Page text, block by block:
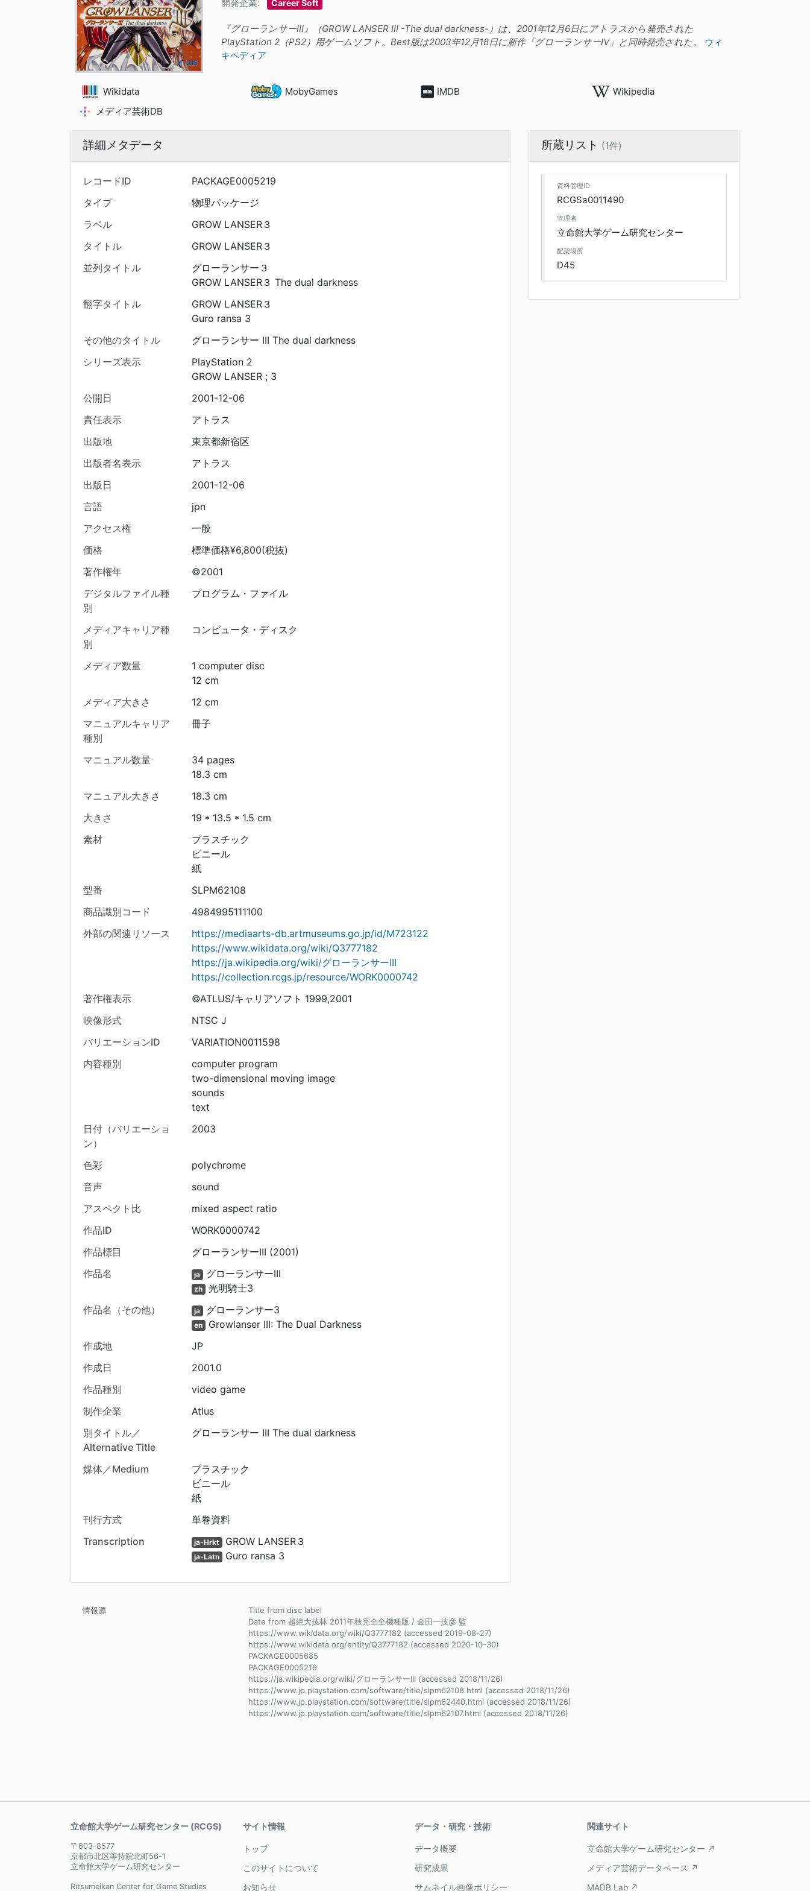
開発企業: Career Soft
『グローランサーIII』（GROW LANSER III -The dual darkness-）は、2001年12月6日にアトラスから発売された
PlayStation 2（PS2）用ゲームソフト。Best版は2003年12月18日に新作『グローランサーIV』と同時発売された。
ウィ
キペディア
Wikidata MobyGames IMDB
Wikipedia
メディア芸術DB
詳細メタデータ
レコードID
PACKAGE0005219
タイプ
物理パッケージ
ラベル
GROW LANSER３
タイトル
GROW LANSER３
並列タイトル
グローランサー３
GROW LANSER３ The dual darkness
翻字タイトル
GROW LANSER３
Guro ransa 3
その他のタイトル
グローランサー III The dual darkness
シリーズ表示
PlayStation 2
GROW LANSER ; 3
公開日
2001-12-06
責任表示
アトラス
出版地
東京都新宿区
出版者名表示
アトラス
出版日
2001-12-06
言語
jpn
アクセス権
一般
価格
標準価格¥6,800(税抜)
著作権年
©2001
デジタルファイル種
別
プログラム・ファイル
メディアキャリア種
別
コンピュータ・ディスク
メディア数量
1 computer disc
12 cm
メディア大きさ
12 cm
マニュアルキャリア
種別
冊子
マニュアル数量
34 pages
18.3 cm
マニュアル大きさ
18.3 cm
大きさ
19 * 13.5 * 1.5 cm
素材
プラスチック
ビニール
紙
型番
SLPM62108
商品識別コード
4984995111100
外部の関連リソース
https://mediaarts-db.artmuseums.go.jp/id/M723122
https://www.wikidata.org/wiki/Q3777182
https://ja.wikipedia.org/wiki/グローランサーIII
https://collection.rcgs.jp/resource/WORK0000742
著作権表示
©ATLUS/キャリアソフト 1999,2001
映像形式
NTSC J
バリエーションID
VARIATION0011598
内容種別
computer program
two-dimensional moving image
sounds
text
日付（バリエーショ
ン）
2003
色彩
polychrome
音声
sound
アスペクト比
mixed aspect ratio
作品ID
WORK0000742
作品標目
グローランサーIII (2001)
作品名
ja グローランサーIII
zh
光明騎士3
作品名（その他）
ja グローランサー3
en
Growlanser III: The Dual Darkness
作成地
JP
作成日
2001.0
作品種別
video game
制作企業
Atlus
別タイトル／
Alternative Title
グローランサー III The dual darkness
媒体／Medium
プラスチック
ビニール
紙
刊行方式
単巻資料
Transcription
ja-Hrkt GROW LANSER３
ja-Latn Guro ransa 3
所蔵リスト (1件)
資料管理ID
RCGSa0011490
管理者
立命館大学ゲーム研究センター
配架場所
D45
情報源
Title from disc label
Date from 超絶大技林 2011年秋完全全機種版 / 金田一技彦 監
https://www.wikidata.org/wiki/Q3777182 (accessed 2019-08-27)
https://www.wikidata.org/entity/Q3777182 (accessed 2020-10-30)
PACKAGE0005685
PACKAGE0005219
https://ja.wikipedia.org/wiki/グローランサーIII (accessed 2018/11/26)
https://www.jp.playstation.com/software/title/slpm62108.html (accessed 2018/11/26)
https://www.jp.playstation.com/software/title/slpm62440.html (accessed 2018/11/26)
https://www.jp.playstation.com/software/title/slpm62107.html (accessed 2018/11/26)
立命館大学ゲーム研究センター (RCGS)
〒603-8577
京都市北区等持院北町56-1
立命館大学ゲーム研究センター
Ritsumeikan Center for Game Studies
サイト情報
トップ
このサイトについて
お知らせ
データ・研究・技術
データ概要
研究成果
サムネイル画像ポリシー
関連サイト
立命館大学ゲーム研究センター ↗
メディア芸術データベース ↗
MADB Lab ↗